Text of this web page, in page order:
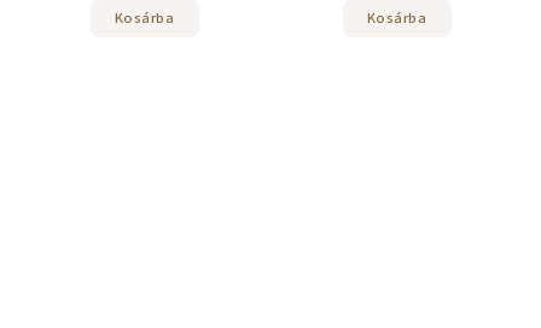
Kosárba Kosárba